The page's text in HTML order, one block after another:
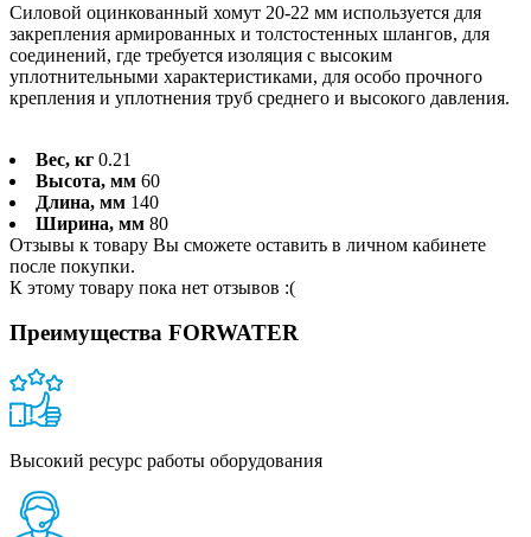
Силовой оцинкованный хомут 20-22 мм используется для
закрепления армированных и толстостенных шлангов, для
соединений, где требуется изоляция с высоким
уплотнительными характеристиками, для особо прочного
крепления и уплотнения труб среднего и высокого давления.
Вес, кг 0.21
Высота, мм 60
Длина, мм 140
Ширина, мм 80
Отзывы к товару Вы сможете оставить в личном кабинете
после покупки.
К этому товару пока нет отзывов :(
Преимущества FORWATER
Высокий ресурс работы оборудования